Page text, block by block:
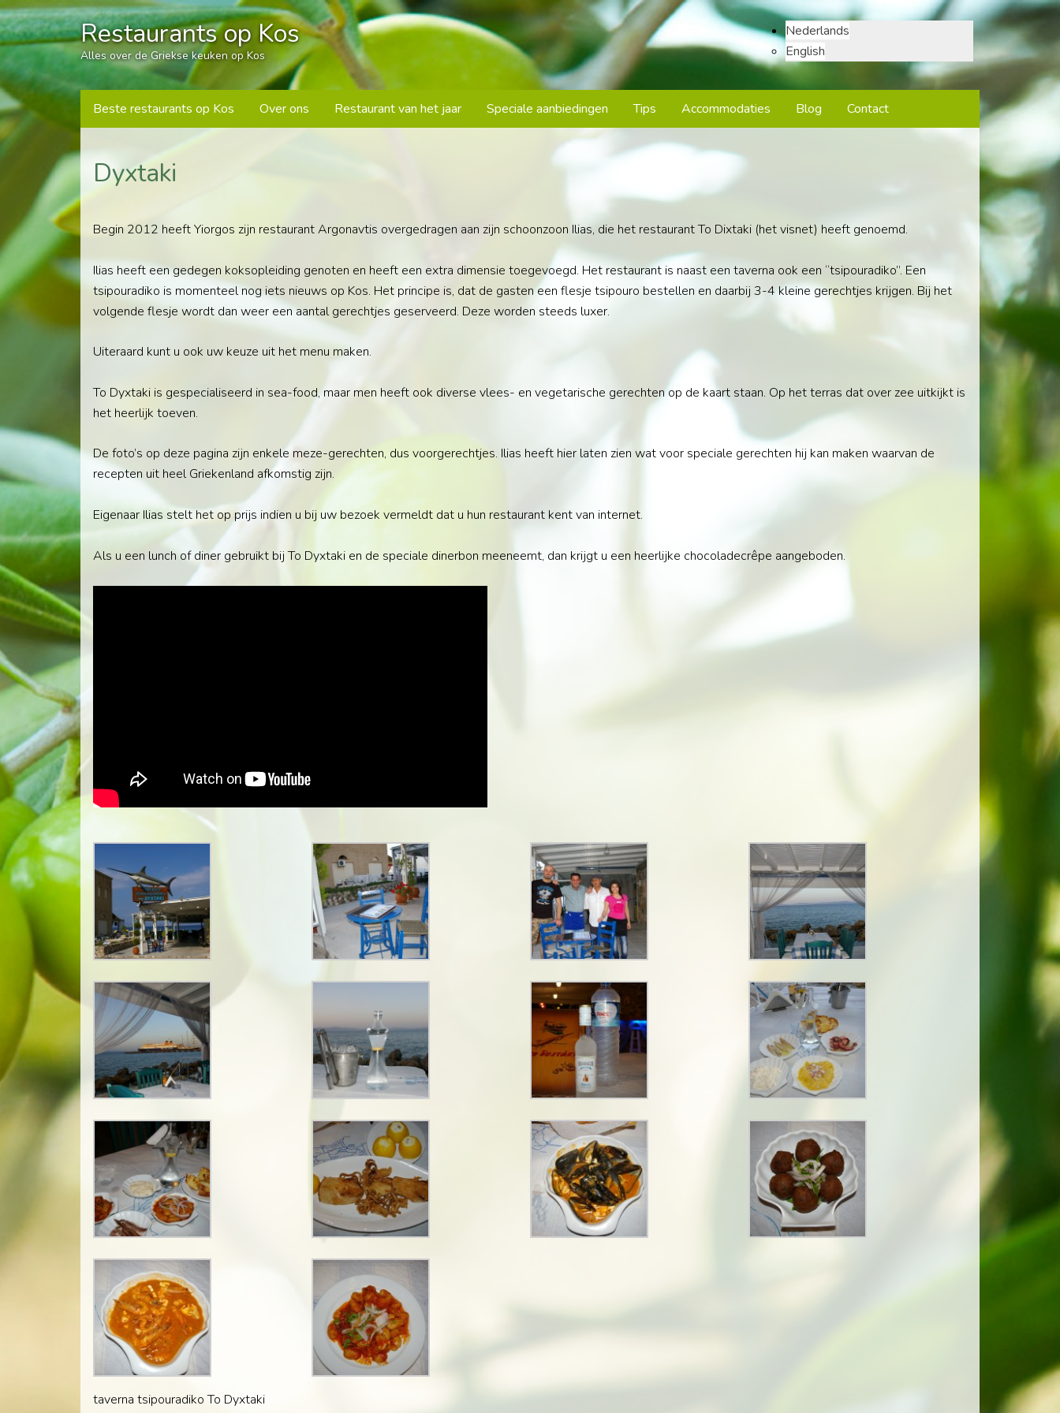
Restaurants op Kos
Alles over de Griekse keuken op Kos
Nederlands
English
Beste restaurants op Kos Over ons Restaurant van het jaar Speciale aanbiedingen Tips Accommodaties Blog Contact
Dyxtaki
Begin 2012 heeft Yiorgos zijn restaurant Argonavtis overgedragen aan zijn schoonzoon Ilias, die het restaurant To Dixtaki (het visnet) heeft genoemd.
Ilias heeft een gedegen koksopleiding genoten en heeft een extra dimensie toegevoegd. Het restaurant is naast een taverna ook een “tsipouradiko”. Een
tsipouradiko is momenteel nog iets nieuws op Kos. Het principe is, dat de gasten een flesje tsipouro bestellen en daarbij 3-4 kleine gerechtjes krijgen. Bij het
volgende flesje wordt dan weer een aantal gerechtjes geserveerd. Deze worden steeds luxer.
Uiteraard kunt u ook uw keuze uit het menu maken.
To Dyxtaki is gespecialiseerd in sea-food, maar men heeft ook diverse vlees- en vegetarische gerechten op de kaart staan. Op het terras dat over zee uitkijkt is
het heerlijk toeven.
De foto’s op deze pagina zijn enkele meze-gerechten, dus voorgerechtjes. Ilias heeft hier laten zien wat voor speciale gerechten hij kan maken waarvan de
recepten uit heel Griekenland afkomstig zijn.
Eigenaar Ilias stelt het op prijs indien u bij uw bezoek vermeldt dat u hun restaurant kent van internet.
Als u een lunch of diner gebruikt bij To Dyxtaki en de speciale dinerbon meeneemt, dan krijgt u een heerlijke chocoladecrêpe aangeboden.
taverna tsipouradiko To Dyxtaki